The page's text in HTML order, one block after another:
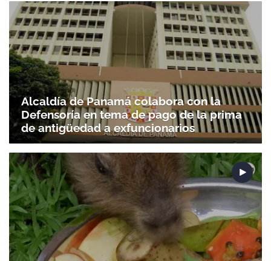
Alcaldía de Panamá colabora con la
Defensoría en tema de pago de la prima
de antigüedad a exfuncionarios